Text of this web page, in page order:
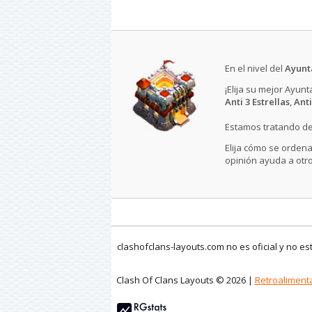
En el nivel del
¡Elija su mejor
Anti 3 Estrellas,
Estamos tratando
Elija cómo se
opinión ayuda a
clashofclans-layouts.com no es oficial y no
Clash Of Clans Layouts © 2026 |